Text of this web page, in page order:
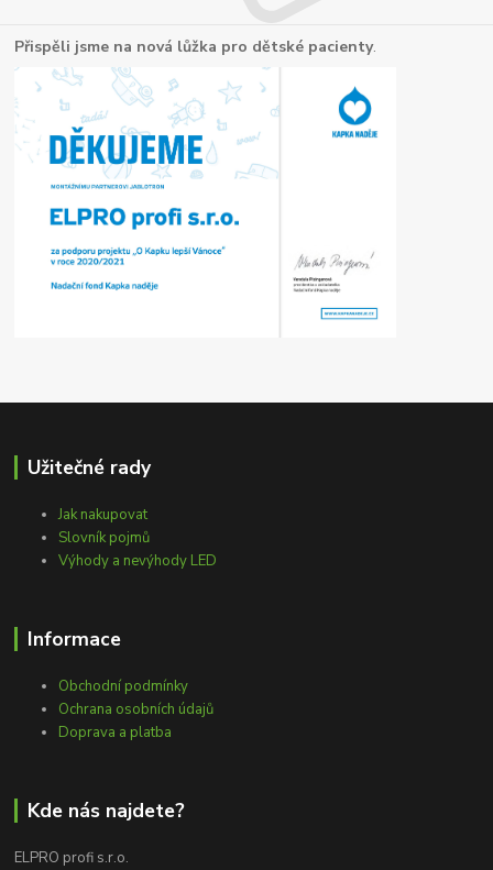
Přispěli jsme na nová lůžka pro dětské pacienty.
Užitečné rady
Jak nakupovat
Slovník pojmů
Výhody a nevýhody LED
Informace
Obchodní podmínky
Ochrana osobních údajů
Doprava a platba
Kde nás najdete?
ELPRO profi s.r.o.